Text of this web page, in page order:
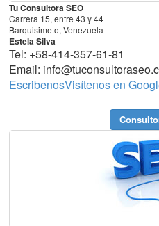
Tu Consultora SEO
Carrera 15, entre 43 y 44
Barquisimeto, Venezuela
Estela Silva
Tel: +58-414-357-61-81
Email:
EscribenosVisítenos en